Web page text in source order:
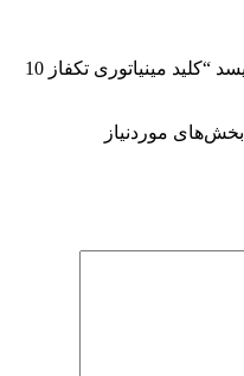
اولین کسی باشید که دیدگاهی می نویسد “کلید مینیاتوری تکفاز 10
بخش‌های موردنیاز